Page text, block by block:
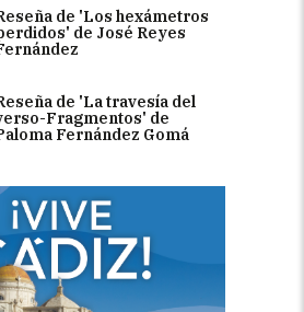
de 'Los hexámetros
de José Reyes
de 'La travesía del
Fragmentos' de
Fernández Gomá